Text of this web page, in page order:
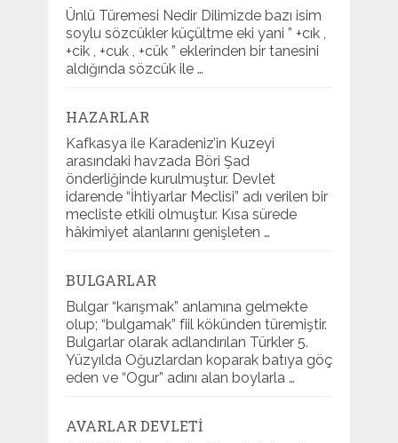
Ünlü Türemesi Nedir Dilimizde bazı isim
soylu sözcükler küçültme eki yani ” +cık ,
+cik , +cuk , +cük ” eklerinden bir tanesini
aldığında sözcük ile …
HAZARLAR
Kafkasya ile Karadeniz’in Kuzeyi
arasındaki havzada Böri Şad
önderliğinde kurulmuştur. Devlet
idarende “İhtiyarlar Meclisi” adı verilen bir
mecliste etkili olmuştur. Kısa sürede
hâkimiyet alanlarını genişleten …
BULGARLAR
Bulgar “karışmak” anlamına gelmekte
olup; “bulgamak” fiil kökünden türemiştir.
Bulgarlar olarak adlandırılan Türkler 5.
Yüzyılda Oğuzlardan koparak batıya göç
eden ve “Ogur” adını alan boylarla …
AVARLAR DEVLETI